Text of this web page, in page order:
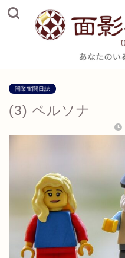
開業奮闘日誌
(3) ペルソナ